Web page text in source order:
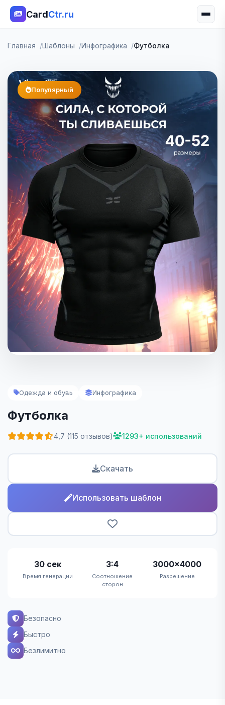
CardCtr.ru
Главная Шаблоны Инфографика Футболка
Популярный
Одежда и обувь Инфографика
Футболка
4,7 (115 отзывов) 1293+ использований
Скачать
Использовать шаблон
30 сек
Время генерации
3:4
Соотношение
сторон
3000×4000
Разрешение
Безопасно
Быстро
Безлимитно